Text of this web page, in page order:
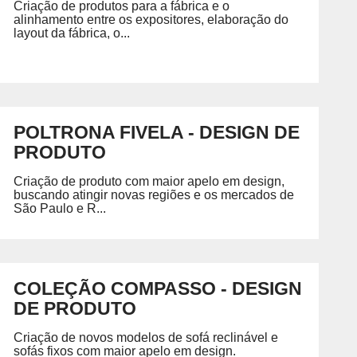
habilitando você para
SENAI PORTAL DO ALUNO
Portal do Aluno Portal do Docente
Petróleo, Gás e Energia
Química e Meio Ambiente
REGIMENTO
Criação de produtos para a fábrica e o
alinhamento entre os expositores, elaboração do
layout da fábrica, o...
POLTRONA FIVELA - DESIGN DE
PRODUTO
Criação de produto com maior apelo em design,
buscando atingir novas regiões e os mercados de
São Paulo e R...
COLEÇÃO COMPASSO - DESIGN
DE PRODUTO
Criação de novos modelos de sofá reclinável e
sofás fixos com maior apelo em design.